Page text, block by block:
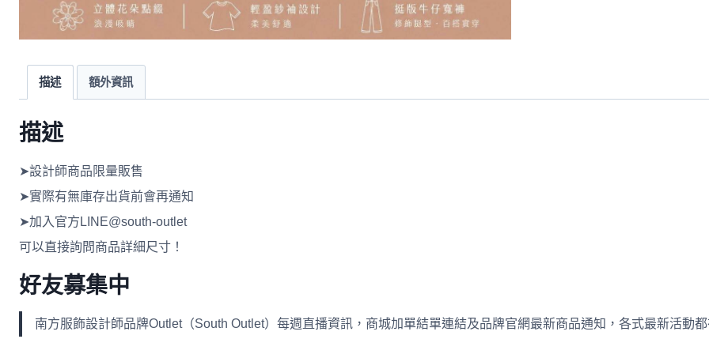
描述 額外資訊
描述
➤設計師商品限量販售
➤實際有無庫存出貨前會再通知
➤加入官方LINE@south-outlet
可以直接詢問商品詳細尺寸！
好友募集中
南方服飾設計師品牌Outlet（South Outlet）每週直播資訊，商城加單結單連結及品牌官網最新商品通知，各式最新活動都